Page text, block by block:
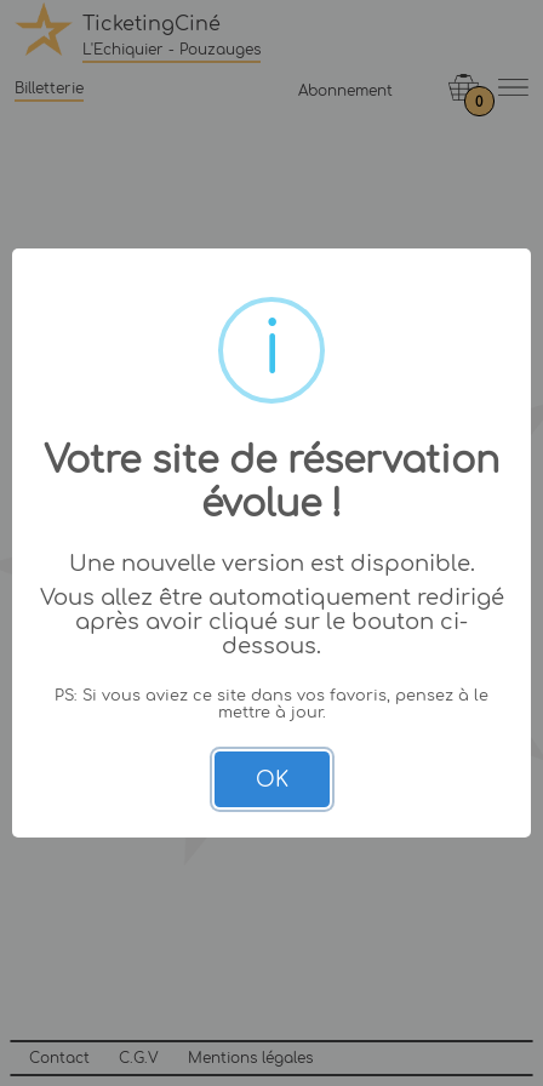
TicketingCiné
L'Echiquier - Pouzauges
Billetterie Abonnement
0
Contact C.G.V Mentions légales
Votre site de réservation
évolue !
Une nouvelle version est disponible.
Vous allez être automatiquement redirigé
après avoir cliqué sur le bouton ci-
dessous.
PS: Si vous aviez ce site dans vos favoris, pensez à le
mettre à jour.
OK